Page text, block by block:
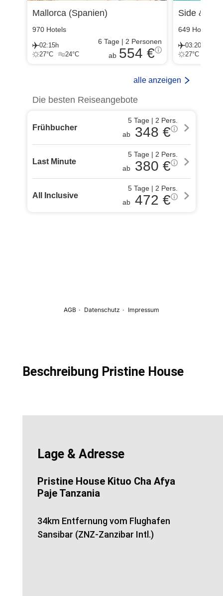
Beschreibung Pristine House
Lage & Adresse
Pristine House Kituo Cha Afya
Paje Tanzania
34km Entfernung vom Flughafen
Sansibar (ZNZ-Zanzibar Intl.)